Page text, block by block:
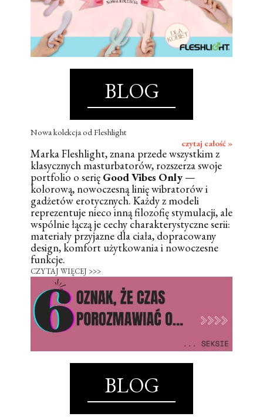
BLOG
Nowa kolekcja od Fleshlight
czytaj całość »
Marka Fleshlight, znana przede wszystkim z
klasycznych masturbatorów, rozszerza swoje
portfolio o serię Good Vibes Only —
kolorową, nowoczesną linię wibratorów i
gadżetów erotycznych. Każdy z modeli
reprezentuje nieco inną filozofię stymulacji, ale
wspólnie łączą je cechy charakterystyczne serii:
materiały przyjazne dla ciała, dopracowany
design, komfort użytkowania i nowoczesne
funkcje.
CZYTAJ WIĘCEJ >>>
BLOG